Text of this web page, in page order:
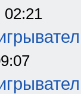
02:21